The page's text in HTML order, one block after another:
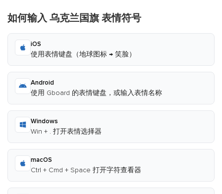
如何输入 乌克兰国旗 表情符号
iOS
使用表情键盘（地球图标 → 笑脸）
Android
使用 Gboard 的表情键盘，或输入表情名称
Windows
Win + . 打开表情选择器
macOS
Ctrl + Cmd + Space 打开字符查看器